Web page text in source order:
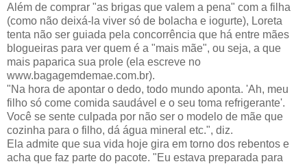
Além de comprar "as brigas que valem a pena" com a filha
(como não deixá-la viver só de bolacha e iogurte), Loreta
tenta não ser guiada pela concorrência que há entre mães
blogueiras para ver quem é a "mais mãe", ou seja, a que
mais paparica sua prole (ela escreve no
www.bagagemdemae.com.br).
"Na hora de apontar o dedo, todo mundo aponta. 'Ah, meu
filho só come comida saudável e o seu toma refrigerante'.
Você se sente culpada por não ser o modelo de mãe que
cozinha para o filho, dá água mineral etc.", diz.
Ela admite que sua vida hoje gira em torno dos rebentos e
acha que faz parte do pacote. "Eu estava preparada para